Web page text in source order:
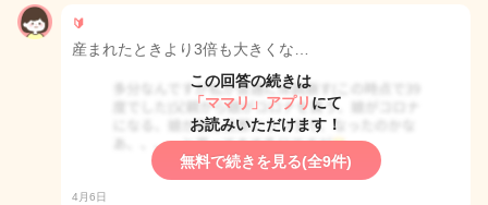
🔰
産まれたときより3倍も大きくな…
この回答の続きは
「ママリ」アプリ にて
お読みいただけます！
無料で続きを見る(全9件)
4月6日